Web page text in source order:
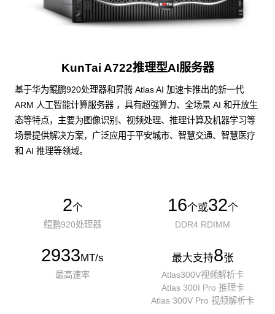
KunTai A722推理型AI服务器
基于华为鲲鹏920处理器和昇腾 Atlas AI 加速卡推出的新一代
ARM 人工智能计算服务器 ，具有超强算力、全场景 AI 和开放生
态等特点，主要为图像识别、视频处理、推理计算及机器学习等
场景提供解决方案，广泛应用于平安城市、智慧交通、智慧医疗
和 AI 推理等领域。
2个
鲲鹏920处理器
16个或32个
DDR4 RDIMM
2933MT/s
最高速率
最大支持8张
Atlas300V视频解析卡
Atlas 300I Pro 推理卡
Atlas 300V Pro 视频解析卡